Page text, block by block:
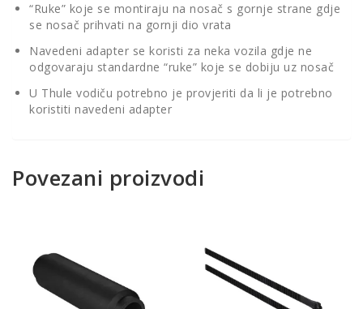
“Ruke” koje se montiraju na nosač s gornje strane gdje
se nosač prihvati na gornji dio vrata
Navedeni adapter se koristi za neka vozila gdje ne
odgovaraju standardne “ruke” koje se dobiju uz nosač
U Thule vodiču potrebno je provjeriti da li je potrebno
koristiti navedeni adapter
Povezani proizvodi